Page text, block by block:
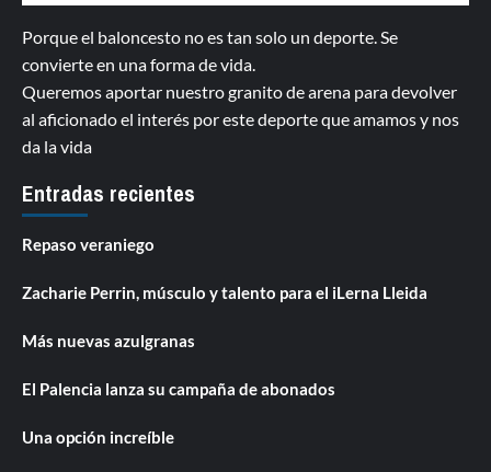
Porque el baloncesto no es tan solo un deporte. Se
convierte en una forma de vida.
Queremos aportar nuestro granito de arena para devolver
al aficionado el interés por este deporte que amamos y nos
da la vida
Entradas recientes
Repaso veraniego
Zacharie Perrin, músculo y talento para el iLerna Lleida
Más nuevas azulgranas
El Palencia lanza su campaña de abonados
Una opción increíble